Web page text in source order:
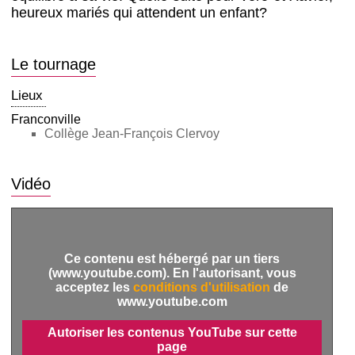
heureux mariés qui attendent un enfant?
Le tournage
Lieux
Franconville
Collège Jean-François Clervoy
Vidéo
Ce contenu est hébergé par un tiers
(www.youtube.com). En l'autorisant, vous
acceptez les conditions d'utilisation de
www.youtube.com
Autoriser les contenus YouTube sur cette
page